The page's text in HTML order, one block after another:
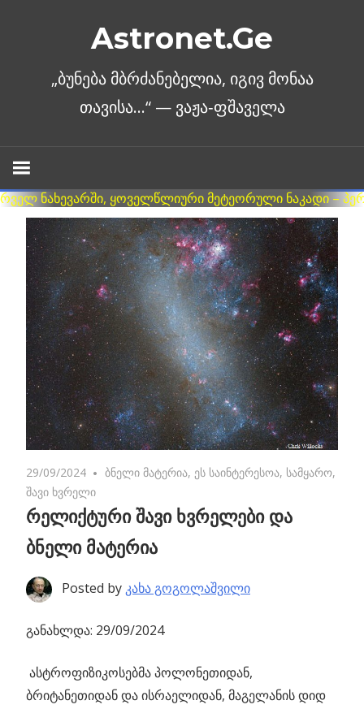
Astronet.Ge
29/09/2024 No comments
ბნელი მატერია, ეს საინტერესოა, სამყარო,
შავი ხვრელი
რელიქტური შავი ხვრელები და
ბნელი მატერია
Posted by კახა გოგოლაშვილი
განახლდა: 29/09/2024
ასტროფიზიკოსებმა პოლონეთიდან,
ბრიტანეთიდან და ისრაელიდან, მაგელანის დიდ